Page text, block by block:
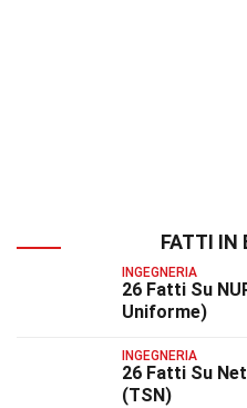
FATTI IN
INGEGNERIA
26 Fatti Su
Uniforme)
INGEGNERIA
26 Fatti Su
(TSN)